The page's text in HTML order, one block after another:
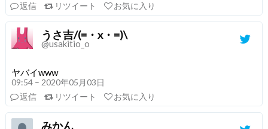
返信
リツイート お気に入り
うさ吉/(=・x・=)\
@usakitio_o
ヤバイwww
09:54 – 2020年05月03日
返信
リツイート お気に入り
みかん